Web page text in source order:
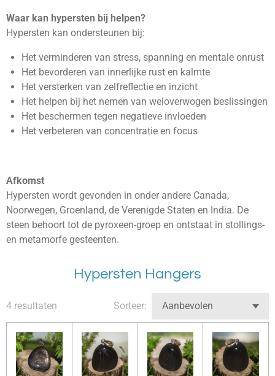
Waar kan hypersten bij helpen?
Hypersten kan ondersteunen bij:
Het verminderen van stress, spanning en mentale onrust
Het bevorderen van innerlijke rust en kalmte
Het versterken van zelfreflectie en inzicht
Het helpen bij het nemen van weloverwogen beslissingen
Het beschermen tegen negatieve invloeden
Het verbeteren van concentratie en focus
Afkomst
Hypersten wordt gevonden in onder andere Canada,
Noorwegen, Groenland, de Verenigde Staten en India. De
steen behoort tot de pyroxeen-groep en ontstaat in stollings-
en metamorfe gesteenten.
Hypersten Hangers
4 resultaten Sorteer: